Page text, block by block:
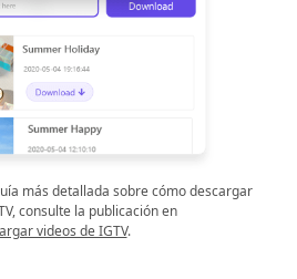
más detallada sobre cómo descargar
consulte la publicación en
videos de IGTV.